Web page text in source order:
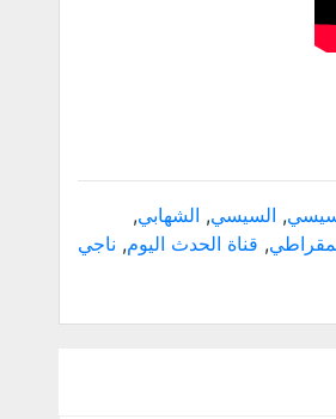
, السيسي, الشهابي,
, قناة الحدث اليوم, ناجي